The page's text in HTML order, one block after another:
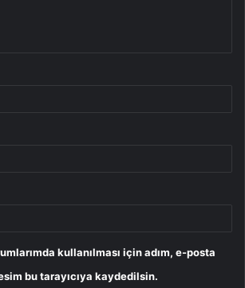
kullanılması için adım, e-posta
bu tarayıcıya kaydedilsin.